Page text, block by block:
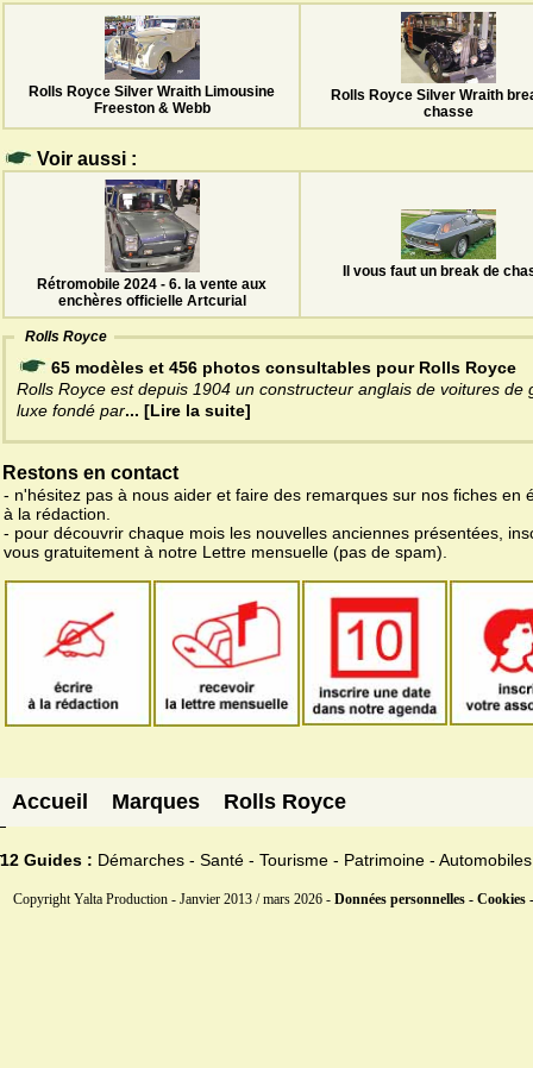
Rolls Royce Silver Wraith Limousine
Freeston & Webb
Rolls Royce Silver Wraith
chasse
Voir aussi :
Rétromobile 2024 - 6. la vente aux
enchères officielle Artcurial
Il vous faut un break de
Rolls Royce
65 modèles et 456 photos consultables pour Rolls Royce
Rolls Royce est depuis 1904 un constructeur anglais de voitures de
luxe fondé par... [Lire la suite]
Restons en contact
- n'hésitez pas à nous aider et faire des remarques sur nos fiches en
à la rédaction.
- pour découvrir chaque mois les nouvelles anciennes présentées,
vous gratuitement à notre Lettre mensuelle (pas de spam).
Accueil Marques Rolls Royce
12 Guides : Démarches - Santé - Tourisme - Patrimoine - Automobiles
Copyright Yalta Production - Janvier 2013 / mars 2026 - Données personnelles - Cookies